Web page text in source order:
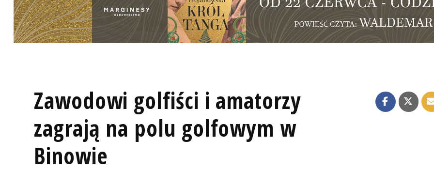
Zawodowi golfiści i amatorzy
zagrają na polu golfowym w
Binowie